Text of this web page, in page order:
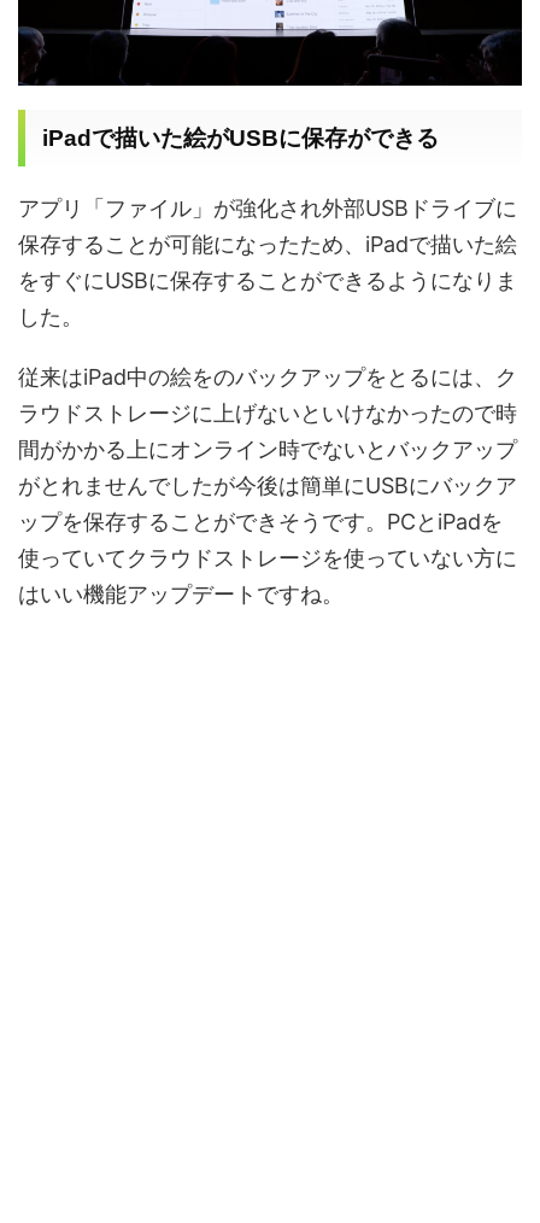
iPadで描いた絵がUSBに保存ができる
アプリ「ファイル」が強化され外部USB ドライブに
保存することが可能になったため、 iPadで描いた絵
をすぐにUSBに保存することができるようになりま
した。
従来はiPad中の絵をのバックアップをとるには、ク
ラウドストレージに上げないといけなかったので時
間がかかる上にオンライン時でないとバックアップ
がとれませんでしたが今後は簡単にUSBにバックア
ップを保存することができそうです。 PCと iPadを
使っていてクラウドストレージを使っていない方に
はいい機能アップデートですね。